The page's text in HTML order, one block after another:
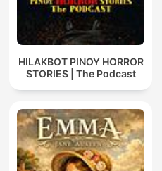
HILAKBOT PINOY HORROR
STORIES | The Podcast